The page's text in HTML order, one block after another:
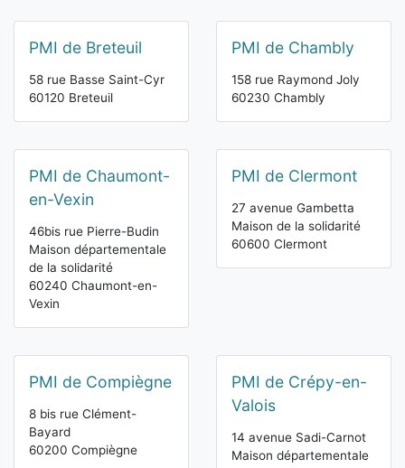
PMI de Breteuil
58 rue Basse Saint-Cyr
60120 Breteuil
PMI de Chambly
158 rue Raymond Joly
60230 Chambly
PMI de Chaumont-
en-Vexin
46bis rue Pierre-Budin
Maison départementale
de la solidarité
60240 Chaumont-en-
Vexin
PMI de Clermont
27 avenue Gambetta
Maison de la solidarité
60600 Clermont
PMI de Compiègne
8 bis rue Clément-
Bayard
60200 Compiègne
PMI de Crépy-en-
Valois
14 avenue Sadi-Carnot
Maison départementale